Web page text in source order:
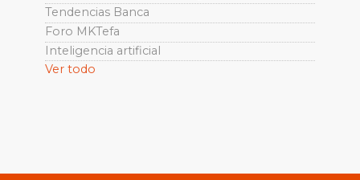
Tendencias Banca
Foro MKTefa
Inteligencia artificial
Ver todo